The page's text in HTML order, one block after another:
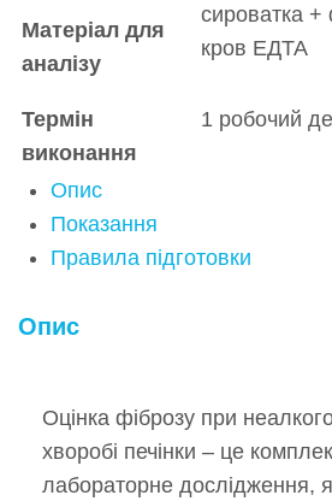
Матеріал для
аналізу
сироватка +
кров ЕДТА
Термін
виконання
1 робочий
Опис
Показання
Правила підготовки
Опис
Оцінка фіброзу при
хворобі печінки – це
лабораторне дослідження,